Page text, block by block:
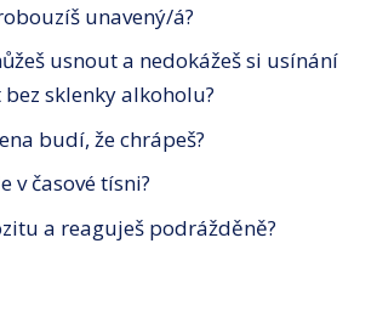
unavený/á?
usnout a nedokážeš si usínání
sklenky alkoholu?
budí, že chrápeš?
v časové tísni?
a reaguješ podrážděně?